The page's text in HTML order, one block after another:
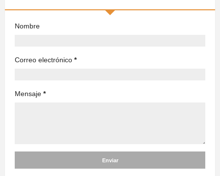
Nombre
Correo electrónico *
Mensaje *